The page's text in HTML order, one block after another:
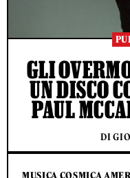
GLI
UN DISCO
PAUL
DI